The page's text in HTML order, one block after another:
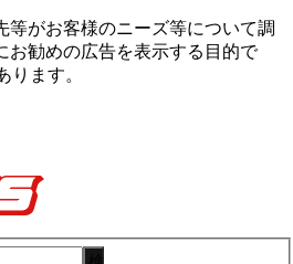
等がお客様のニーズ等について調
お勧めの広告を表⽰する⽬的で
ります。